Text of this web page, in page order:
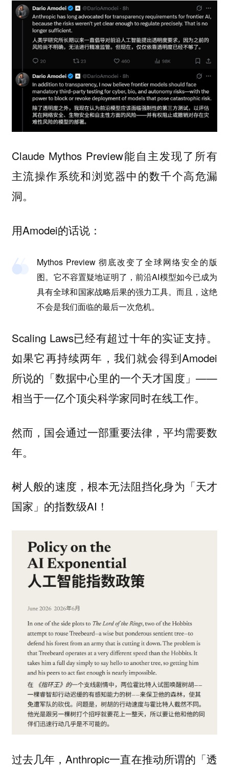
Claude Mythos Preview能自主发现了所有
主流操作系统和浏览器中的数千个高危漏
洞。
用Amodei的话说：
Mythos Preview 彻底改变了全球网络安全的版
图。它不容置疑地证明了，前沿AI模型如今已成为
具有全球和国家战略后果的强力工具。而且，这绝
不会是我们面临的最后一次危机。
Scaling Laws已经有超过十年的实证支持。
如果它再持续两年，我们就会得到Amodei
所说的「数据中心里的一个天才国度」——
相当于一亿个顶尖科学家同时在线工作。
然而，国会通过一部重要法律，平均需要数
年。
树人般的速度，根本无法阻挡化身为「天才
国家」的指数级AI！
过去几年，Anthropic一直在推动所谓的「透